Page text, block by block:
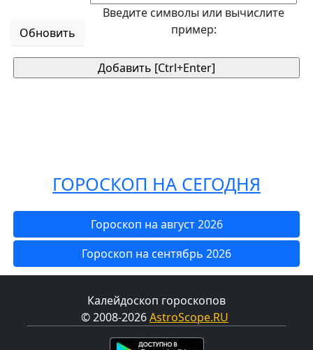
Обновить
Введите символы или вычислите
пример:
ГОРОСКОП НА СЕГОДНЯ
Гороскоп на август 2026
Гороскоп на сентябрь 2026
Калейдоскоп гороскопов
© 2008-2026AstroScope.RU